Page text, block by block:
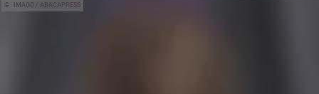
IMAGO / ABACAPRESS